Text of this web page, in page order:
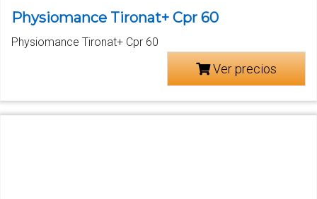
Physiomance Tironat+ Cpr 60
Physiomance Tironat+ Cpr 60
Ver precios